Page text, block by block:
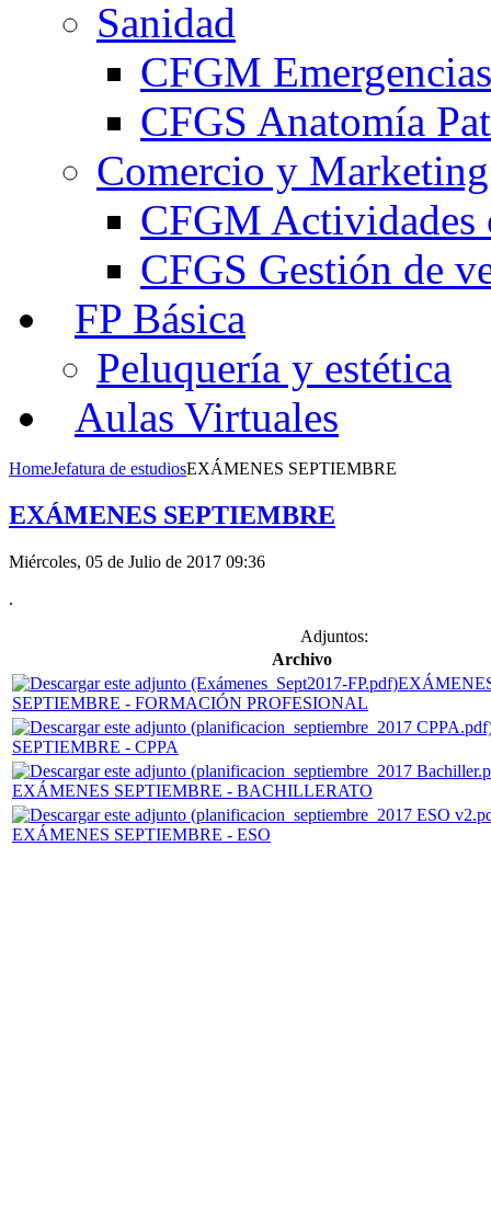
Sanidad
CFGM
CFGS Anatomía
Comercio y Marketing
CFGM Actividades
CFGS Gestión de
FP Básica
Peluquería y estética
Aulas Virtuales
HomeJefatura de estudiosEXÁMENES SEPTIEMBRE
EXÁMENES SEPTIEMBRE
Miércoles, 05 de Julio de 2017 09:36
.
Adjuntos:
Archivo
SEPTIEMBRE - FORMACIÓN PROFESIONAL
SEPTIEMBRE - CPPA
EXÁMENES SEPTIEMBRE - BACHILLERATO
EXÁMENES SEPTIEMBRE - ESO